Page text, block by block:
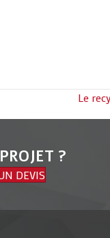
Le
?
DEVIS